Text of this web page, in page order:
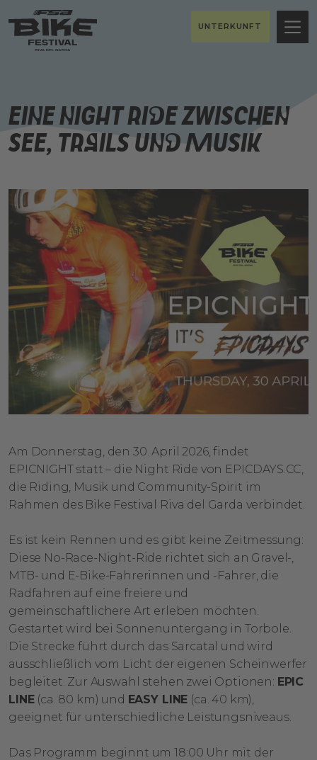
UNTERKUNFT
Eine Night Ride zwischen
See, Trails und Musik
Am Donnerstag, den 30. April 2026, findet
EPICNIGHT statt – die Night Ride von EPICDAYS.CC,
die Riding, Musik und Community-Spirit im
Rahmen des Bike Festival Riva del Garda verbindet.
Es ist kein Rennen und es gibt keine Zeitmessung:
Diese No-Race-Night-Ride richtet sich an Gravel-,
MTB- und E-Bike-Fahrerinnen und -Fahrer, die
Radfahren auf eine freiere und
gemeinschaftlichere Art erleben möchten.
Gestartet wird bei Sonnenuntergang in Torbole.
Die Strecke führt durch das Sarcatal und wird
ausschließlich vom Licht der eigenen Scheinwerfer
begleitet. Zur Auswahl stehen zwei Optionen: EPIC
LINE(ca. 80 km) und EASY LINE (ca. 40 km),
geeignet für unterschiedliche Leistungsniveaus.
Das Programm beginnt um 18:00 Uhr mit der